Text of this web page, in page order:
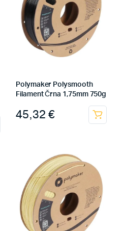
Polymaker Polysmooth
Filament Črna 1,75mm 750g
45,32 €